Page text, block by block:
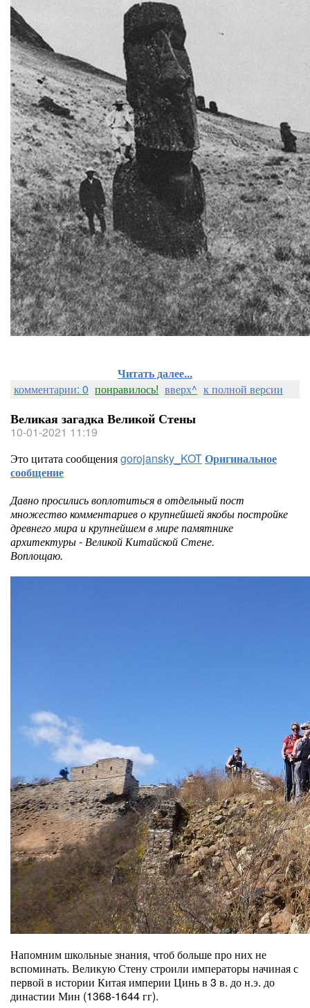
Читать далее...
комментарии: 0 понравилось! вверх^ к полной версии
Великая загадка Великой Стены
10-01-2021 11:19
Это цитата сообщенияgorojansky_KOTОригинальное
сообщение
Давно просились воплотиться в отдельный пост
множество комментариев о крупнейшей якобы постройке
древнего мира и крупнейшем в мире памятнике
архитектуры - Великой Китайской Стене.
Воплощаю.
Напомним школьные знания, чтоб больше про них не
вспоминать. Великую Стену строили императоры начиная с
первой в истории Китая империи Цинь в 3 в. до н.э. до
династии Мин (1368-1644 гг).